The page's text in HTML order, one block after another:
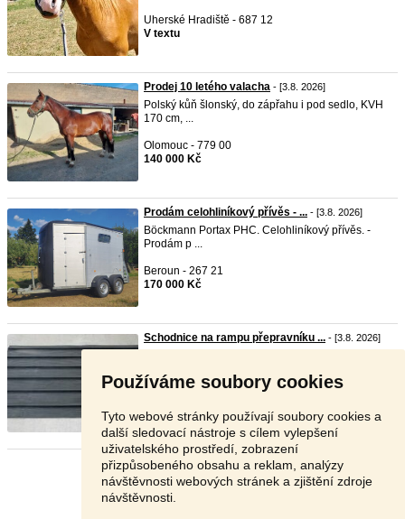
Používáme soubory cookies
Tyto webové stránky používají soubory cookies a
další sledovací nástroje s cílem vylepšení
uživatelského prostředí, zobrazení
přizpůsobeného obsahu a reklam, analýzy
návštěvnosti webových stránek a zjištění zdroje
návštěvnosti.
Uherské Hradiště - 687 12
V textu
Prodej 10 letého valacha - [3.8. 2026]
Polský kůň šlonský, do zápřahu i pod sedlo, KVH
170 cm, ...
Olomouc - 779 00
140 000 Kč
Prodám celohliníkový přívěs - ... - [3.8. 2026]
Böckmann Portax PHC. Celohliníkový přívěs. -
Prodám p ...
Beroun - 267 21
170 000 Kč
Schodnice na rampu přepravníku ... - [3.8. 2026]
990 Kč
Stránka: 1 2 3 Další